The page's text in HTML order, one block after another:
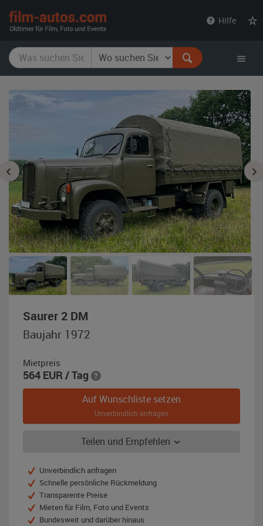
Hilfe
Saurer 2 DM
Baujahr
1972,
Baujahr 1972
Mietpreis
564 EUR / Tag
Auf Wunschliste setzen
Unverbindlich anfragen
Teilen und Empfehlen
Unverbindlich anfragen
Schnelle persönliche Rückmeldung
Transparente Preise
Mieten für Film, Foto und Events
Bundesweit und darüber hinaus